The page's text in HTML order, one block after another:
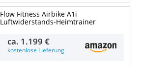
Flow Fitness Airbike A1i
Luftwiderstands-Heimtrainer
ca. 1.199 €
kostenlose Lieferung